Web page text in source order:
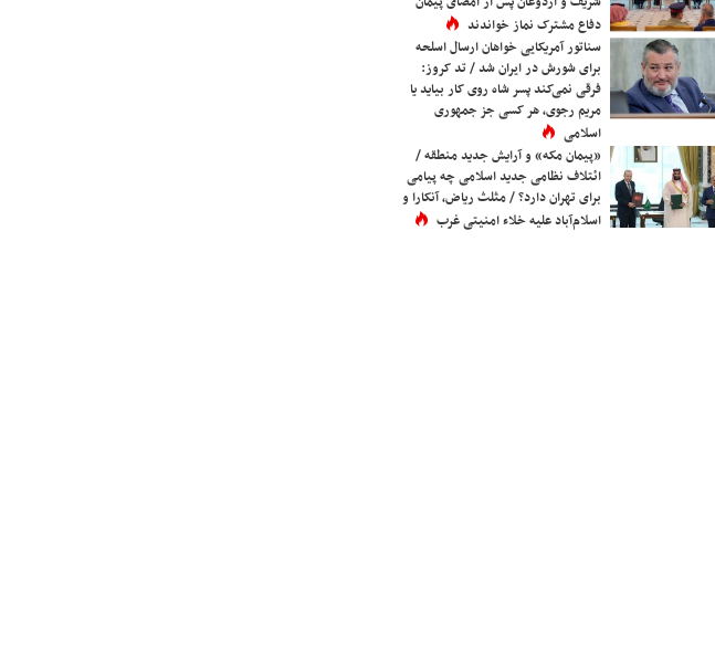
دفاع مشترک نماز خواندند
سناتور آمریکایی خواهان ارسال اسلحه
برای شورش در ایران شد / تد کروز:
فرقی نمی‌کند پسر شاه روی کار بیاید یا
مریم رجوی، هر کسی جز جمهوری
اسلامی
«پیمان مکه» و آرایش جدید منطقه /
ائتلاف نظامی جدید اسلامی چه پیامی
برای تهران دارد؟ / مثلث ریاض، آنکارا و
اسلام‌آباد علیه خلاء امنیتی غرب